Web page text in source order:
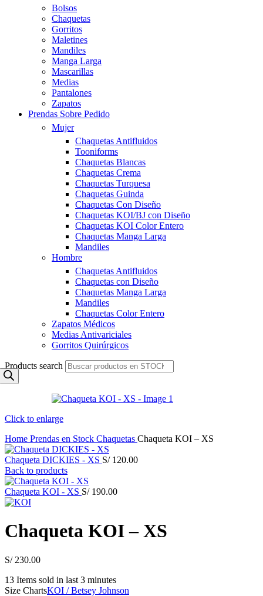
Bolsos
Chaquetas
Gorritos
Maletines
Mandiles
Manga Larga
Mascarillas
Medias
Pantalones
Zapatos
Prendas Sobre Pedido
Mujer
Chaquetas Antifluidos
Tooniforms
Chaquetas Blancas
Chaquetas Crema
Chaquetas Turquesa
Chaquetas Guinda
Chaquetas Con Diseño
Chaquetas KOI/BJ con Diseño
Chaquetas KOI Color Entero
Chaquetas Manga Larga
Mandiles
Hombre
Chaquetas Antifluidos
Chaquetas con Diseño
Chaquetas Manga Larga
Mandiles
Chaquetas Color Entero
Zapatos Médicos
Medias Antivariciales
Gorritos Quirúrgicos
Products search
Click to enlarge
Home Prendas en Stock Chaquetas Chaqueta KOI – XS
Chaqueta DICKIES - XS S/120.00
Back to products
Chaqueta KOI - XS S/190.00
Chaqueta KOI – XS
S/230.00
13 Items sold in last 3 minutes
Size ChartsKOI / Betsey Johnson